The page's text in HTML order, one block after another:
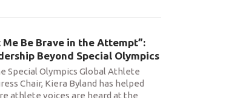
Me Be Brave in the Attempt”:
Beyond Special Olympics
Special Olympics Global Athlete
Chair, Kiera Byland has helped
athlete voices are heard at the